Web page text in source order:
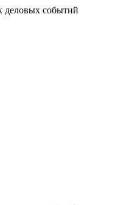
событий